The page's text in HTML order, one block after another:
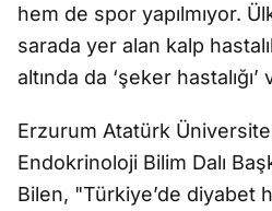
hem de spor yapılmıyor.
sarada yer alan kalp
altında da ‘şeker
Erzurum Atatürk
Endokrinoloji Bilim Dalı
Bilen, "Türkiye’de diyabet